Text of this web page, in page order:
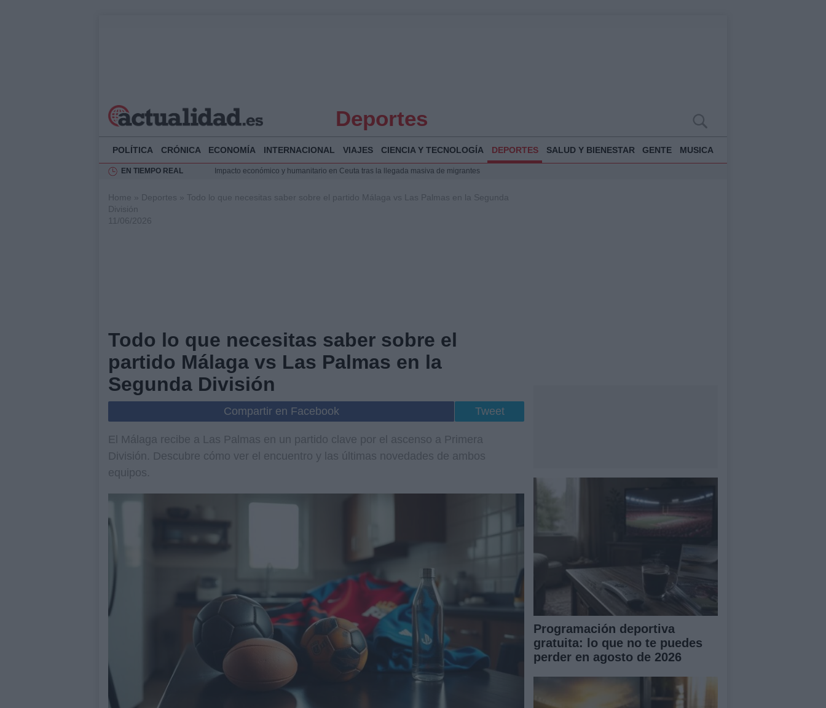
Deportes
POLÍTICA CRÓNICA ECONOMÍA INTERNACIONAL VIAJES CIENCIA Y TECNOLOGÍA DEPORTES SALUD Y BIENESTAR GENTE MUSICA
EN TIEMPO REAL
Impacto económico y humanitario en Ceuta tras la llegada masiva de migrantes
Transformación del pabellón de la Expo de Zaragoza en centro sanitario clave
Home » Deportes » Todo lo que necesitas saber sobre el partido Málaga vs Las Palmas en la Segunda
División
11/06/2026
Todo lo que necesitas saber sobre el
partido Málaga vs Las Palmas en la
Segunda División
Compartir en Facebook Tweet
El Málaga recibe a Las Palmas en un partido clave por el ascenso a Primera
División. Descubre cómo ver el encuentro y las últimas novedades de ambos
equipos.
Programación deportiva
gratuita: lo que no te puedes
perder en agosto de 2026